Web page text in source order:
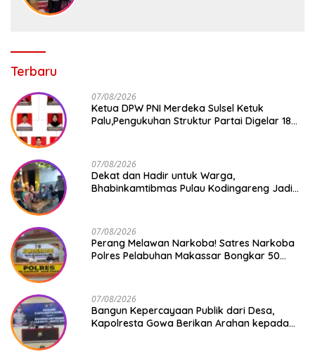
Terbaru
07/08/2026
Ketua DPW PNI Merdeka Sulsel Ketuk
Palu,Pengukuhan Struktur Partai Digelar 18
07/08/2026
Dekat dan Hadir untuk Warga,
Bhabinkamtibmas Pulau Kodingareng Jadi
07/08/2026
Perang Melawan Narkoba! Satres Narkoba
Polres Pelabuhan Makassar Bongkar 50
07/08/2026
Bangun Kepercayaan Publik dari Desa,
Kapolresta Gowa Berikan Arahan kepada